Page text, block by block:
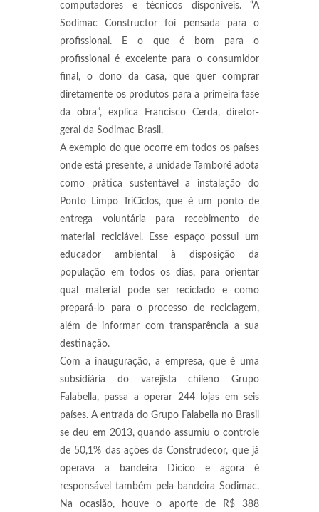
computadores e técnicos disponíveis. “A
Sodimac Constructor foi pensada para o
profissional. E o que é bom para o
profissional é excelente para o consumidor
final, o dono da casa, que quer comprar
diretamente os produtos para a primeira fase
da obra”, explica Francisco Cerda, diretor-
geral da Sodimac Brasil.
A exemplo do que ocorre em todos os países
onde está presente, a unidade Tamboré adota
como prática sustentável a instalação do
Ponto Limpo TriCiclos, que é um ponto de
entrega voluntária para recebimento de
material reciclável. Esse espaço possui um
educador ambiental à disposição da
população em todos os dias, para orientar
qual material pode ser reciclado e como
prepará-lo para o processo de reciclagem,
além de informar com transparência a sua
destinação.
Com a inauguração, a empresa, que é uma
subsidiária do varejista chileno Grupo
Falabella, passa a operar 244 lojas em seis
países. A entrada do Grupo Falabella no Brasil
se deu em 2013, quando assumiu o controle
de 50,1% das ações da Construdecor, que já
operava a bandeira Dicico e agora é
responsável também pela bandeira Sodimac.
Na ocasião, houve o aporte de R$ 388